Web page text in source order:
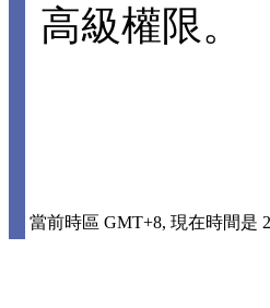
高級權限。
當前時區 GMT+8, 現在時間是